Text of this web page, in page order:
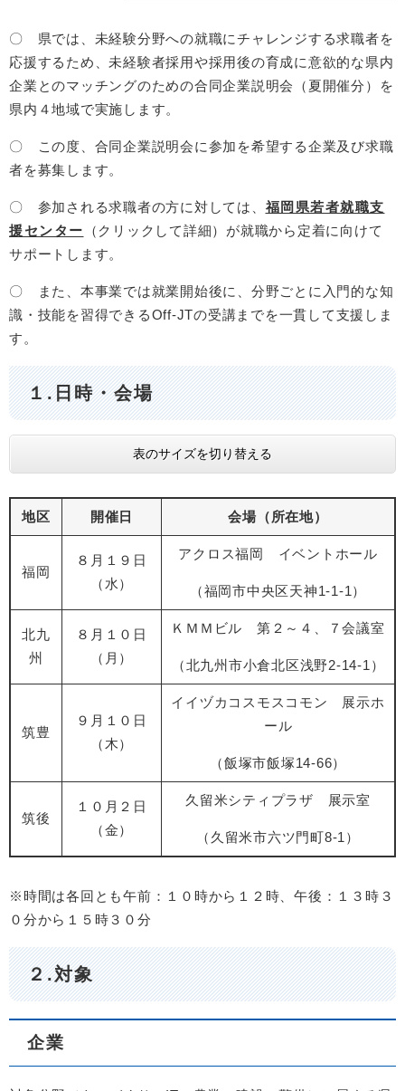
〇 県では、未経験分野への就職にチャレンジする求職者を
応援するため、未経験者採用や採用後の育成に意欲的な県内
企業とのマッチングのための合同企業説明会（夏開催分）を
県内４地域で実施します。
〇 この度、合同企業説明会に参加を希望する企業及び求職
者を募集します。
〇 参加される求職者の方に対しては、 福岡県若者就職支
援センター （クリックして詳細）が就職から定着に向けて
サポートします。
〇 また、本事業では就業開始後に、分野ごとに入門的な知
識・技能を習得できるOff-JTの受講までを一貫して支援しま
す。
１.日時・会場
表のサイズを切り替える
地区 開催日 会場（所在地）
福岡
８月１９日
（水）
アクロス福岡 イベントホール
（福岡市中央区天神1-1-1）
北九
州
８月１０日
（月）
ＫＭＭビル 第２～４、７会議室
（北九州市小倉北区浅野2-14-1）
筑豊
９月１０日
（木）
イイヅカコスモスコモン 展示ホ
ール
（飯塚市飯塚14-66）
筑後
１０月２日
（金）
久留米シティプラザ 展示室
（久留米市六ツ門町8-1）
※時間は各回とも午前：１０時から１２時、午後：１３時３
０分から１５時３０分
２.対象
企業